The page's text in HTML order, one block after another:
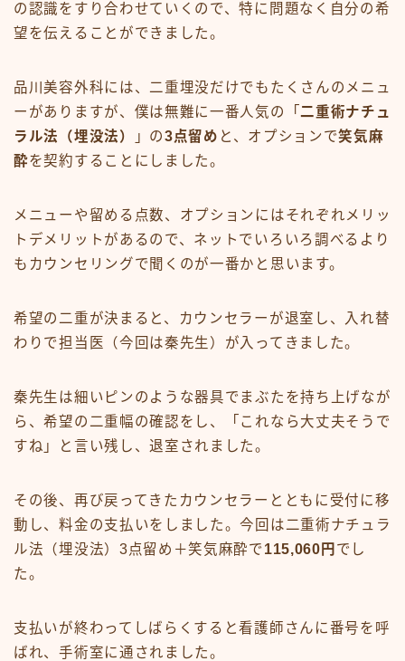
の認識をすり合わせていくので、特に問題なく自分の希
望を伝えることができました。
品川美容外科には、二重埋没だけでもたくさんのメニュ
ーがありますが、僕は無難に一番人気の「二重術ナチュ
ラル法（埋没法）
」の3点留め と、オプションで笑気麻
酔を契約することにしました。
メニューや留める点数、オプションにはそれぞれメリッ
トデメリットがあるので、ネットでいろいろ調べるより
もカウンセリングで聞くのが一番かと思います。
希望の二重が決まると、カウンセラーが退室し、入れ替
わりで担当医（今回は秦先生）が入ってきました。
秦先生は細いピンのような器具でまぶたを持ち上げなが
ら、希望の二重幅の確認をし、「これなら大丈夫そうで
すね」と言い残し、退室されました。
その後、再び戻ってきたカウンセラーとともに受付に移
動し、料金の支払いをしました。今回は二重術ナチュラ
ル法（埋没法）3点留め＋笑気麻酔で 115,060円 でし
た。
支払いが終わってしばらくすると看護師さんに番号を呼
ばれ、手術室に通されました。